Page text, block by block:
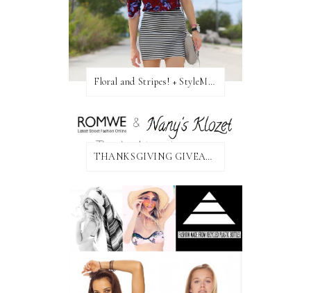
Floral and Stripes! + StyleMint GIVEAWAY!
THANKSGIVING GIVEAWAY!